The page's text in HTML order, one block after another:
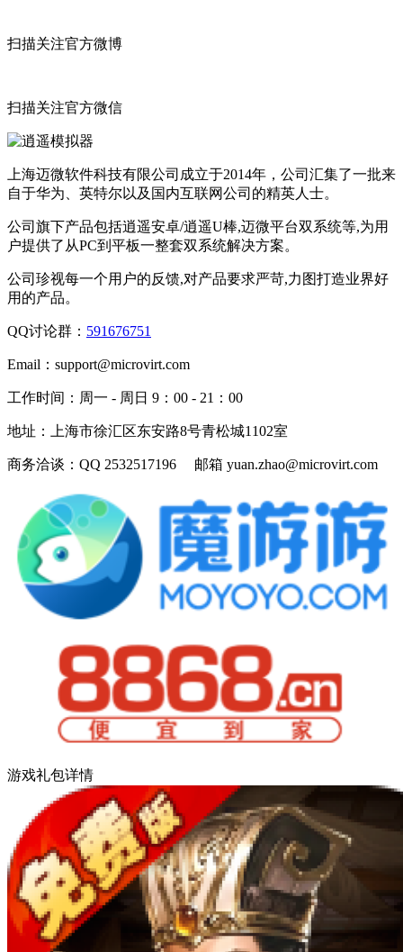
扫描关注官方微博
扫描关注官方微信
上海迈微软件科技有限公司成立于2014年，公司汇集了一批来
自于华为、英特尔以及国内互联网公司的精英人士。
公司旗下产品包括逍遥安卓/逍遥U棒,迈微平台双系统等,为用
户提供了从PC到平板一整套双系统解决方案。
公司珍视每一个用户的反馈,对产品要求严苛,力图打造业界好
用的产品。
QQ讨论群： 591676751
Email： support@microvirt.com
工作时间： 周一 - 周日 9：00 - 21：00
地址： 上海市徐汇区东安路8号青松城1102室
商务洽谈： QQ 2532517196 邮箱 yuan.zhao@microvirt.com
游戏礼包详情